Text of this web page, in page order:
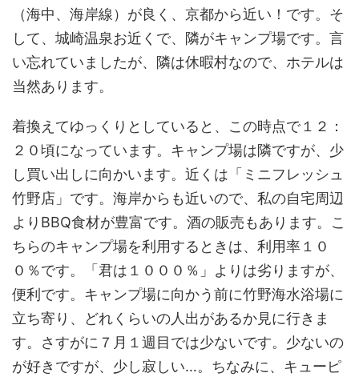
（海中、海岸線）が良く、京都から近い！です。そ
して、城崎温泉お近くで、隣がキャンプ場です。言
い忘れていましたが、隣は休暇村なので、ホテルは
当然あります。
着換えてゆっくりとしていると、この時点で１２：
２０頃になっています。キャンプ場は隣ですが、少
し買い出しに向かいます。近くは「ミニフレッシュ
竹野店」です。海岸からも近いので、私の自宅周辺
よりBBQ食材が豊富です。酒の販売もあります。こ
ちらのキャンプ場を利用するときは、利用率１０
０％です。「君は１０００％」よりは劣りますが、
便利です。キャンプ場に向かう前に竹野海水浴場に
立ち寄り、どれくらいの人出があるか見に行きま
す。さすがに７月１週目では少ないです。少ないの
が好きですが、少し寂しい…。ちなみに、キューピ